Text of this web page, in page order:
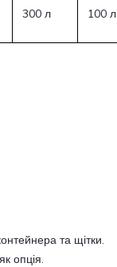
300 л 100 л
та щітки.
опція.